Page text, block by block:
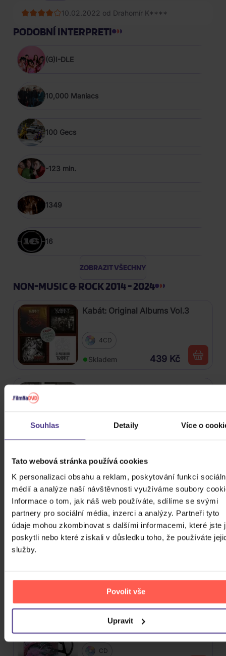
Souhlas Detaily Více o
Tato webová stránka používá cookies
K personalizaci obsahu a reklam, poskytování funkcí
médií a analýze naší návštěvnosti využíváme soubory
Informace o tom, jak náš web používáte, sdílíme se svými
partnery pro sociální média, inzerci a analýzy. Partneři tyto
údaje mohou zkombinovat s dalšími informacemi, které jste
poskytli nebo které získali v důsledku toho, že používáte
služby.
Povolit vše
Upravit
10.02.2022 od Drahomír K****
PODOBNÍ INTERPRETI
(G)I-DLE
10,000 Maniacs
100 Gecs
-123 min.
1349
16
ZOBRAZIT VŠECHNY
NON-MUSIC & ROCK 2014 - 2024
Kabát: Original Albums Vol.3
4CD
Skladem 439 Kč
Mišík Vladimír: Vteřiny, měsíce a
Linkin Park: From Zero (Coloured
Blue Vinyl)
Vinyl
Skladem 589 Kč
Skladem
Linkin Park: From Zero
CD